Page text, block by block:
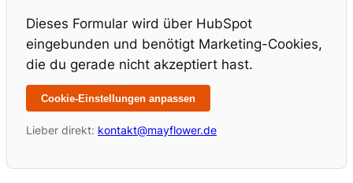
Dieses Formular wird über HubSpot
eingebunden und benötigt Marketing-Cookies,
die du gerade nicht akzeptiert hast.
Cookie-Einstellungen anpassen
Lieber direkt: kontakt@mayflower.de